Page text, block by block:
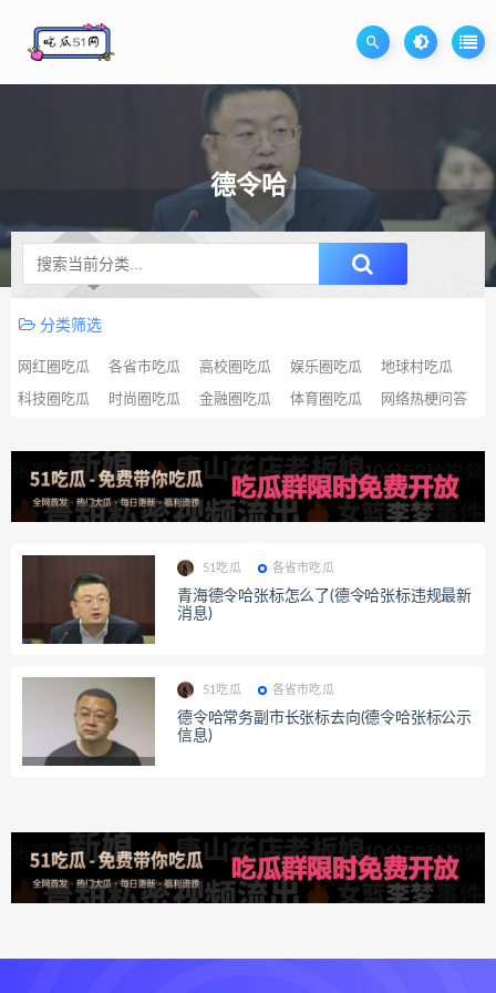
德令哈
升级SVIP无限免费下载
分类筛选
网红圈吃瓜 各省市吃瓜 高校圈吃瓜 娱乐圈吃瓜 地球村吃瓜
科技圈吃瓜 时尚圈吃瓜 金融圈吃瓜 体育圈吃瓜 网络热梗问答
51吃瓜 各省市吃瓜
青海德令哈张标怎么了(德令哈张标违规最新
消息)
51吃瓜 各省市吃瓜
德令哈常务副市长张标去向(德令哈张标公示
信息)